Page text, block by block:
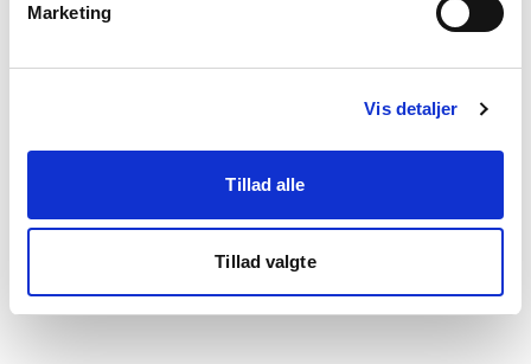
Marketing
Vis detaljer
Tillad alle
Tillad valgte